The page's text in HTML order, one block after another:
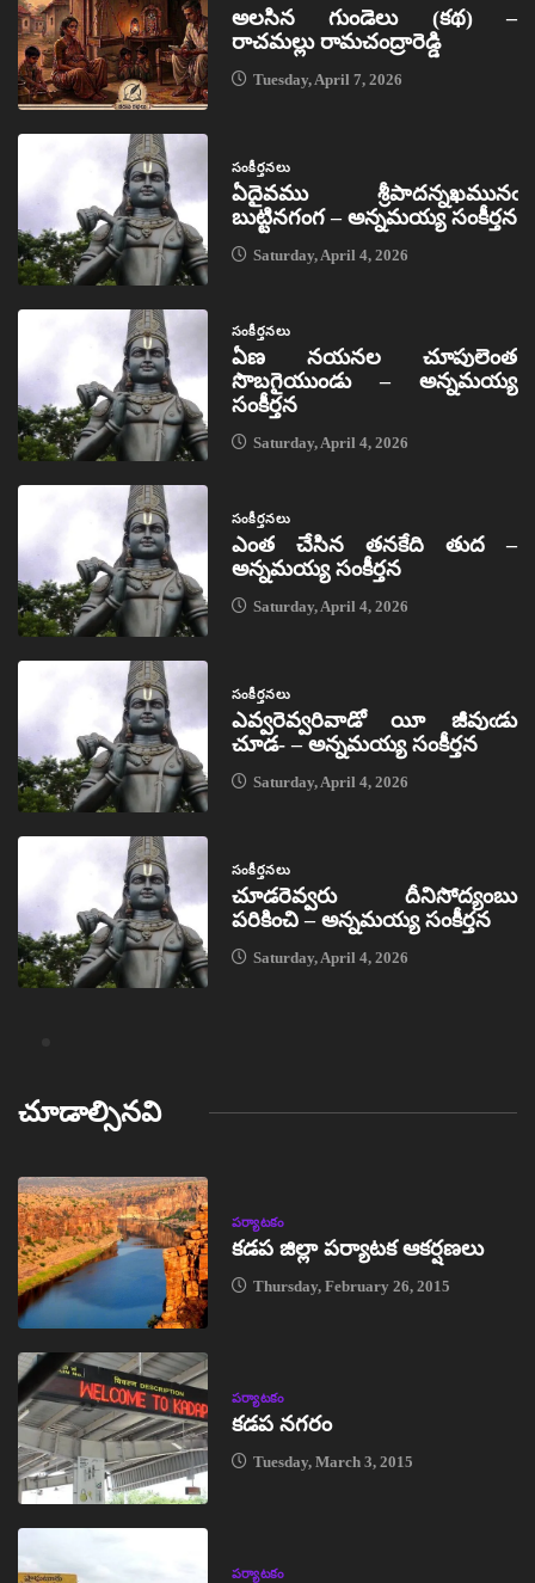
అలసిన గుండెలు (కథ) –
రాచమల్లు రామచంద్రారెడ్డి
Tuesday, April 7, 2026
సంకీర్తనలు
ఏదైవము శ్రీపాదన్నఖమునఁ
బుట్టినగంగ – అన్నమయ్య సంకీర్తన
Saturday, April 4, 2026
సంకీర్తనలు
ఏణ నయనల చూపులెంత
సొబగైయుండు – అన్నమయ్య
సంకీర్తన
Saturday, April 4, 2026
సంకీర్తనలు
ఎంత చేసిన తనకేది తుద –
అన్నమయ్య సంకీర్తన
Saturday, April 4, 2026
సంకీర్తనలు
ఎవ్వరెవ్వరివాడో యీ జీవుఁడు
చూడ- – అన్నమయ్య సంకీర్తన
Saturday, April 4, 2026
సంకీర్తనలు
చూడరెవ్వరు దీనిసోద్యంబు
పరికించి – అన్నమయ్య సంకీర్తన
Saturday, April 4, 2026
చూడాల్సినవి
పర్యాటకం
కడప జిల్లా పర్యాటక ఆకర్షణలు
Thursday, February 26, 2015
పర్యాటకం
కడప నగరం
Tuesday, March 3, 2015
పర్యాటకం